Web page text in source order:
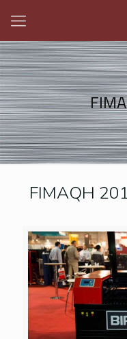
FIMAQH